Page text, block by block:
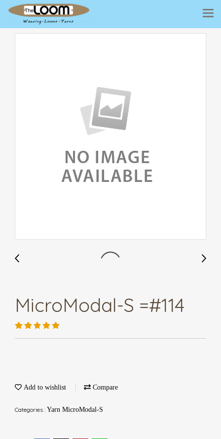
MicroModal-S =#114
Add to wishlist Compare
Categories : Yarn MicroModal-S